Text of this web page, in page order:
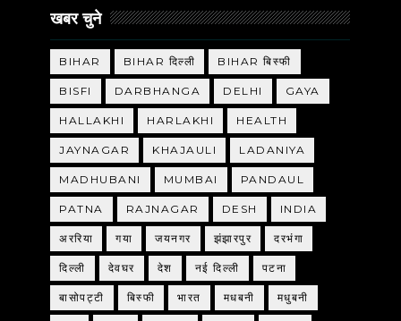
खबर चुने
BIHAR BIHAR दिल्ली BIHAR बिस्फी
BISFI DARBHANGA DELHI GAYA
HALLAKHI HARLAKHI HEALTH
JAYNAGAR KHAJAULI LADANIYA
MADHUBANI MUMBAI PANDAUL
PATNA RAJNAGAR DESH INDIA
अररिया गया जयनगर झंझारपुर दरभंगा
दिल्ली देवघर देश नई दिल्ली पटना
बासोपट्टी बिस्फी भारत मधबनी मधुबनी